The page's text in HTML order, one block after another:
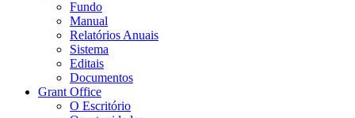
Fundo
Manual
Relatórios Anuais
Sistema
Editais
Documentos
Grant Office
O Escritório